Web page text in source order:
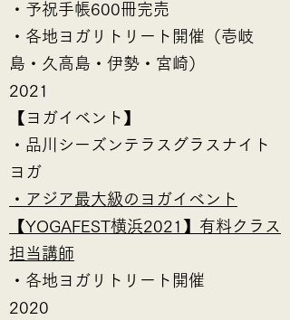
・予祝手帳600冊完売
・各地ヨガリトリート開催（壱岐
島・久高島・伊勢・宮崎）
2021
【ヨガイベント】
・品川シーズンテラスグラスナイト
ヨガ
・アジア最大級のヨガイベント
【YOGAFEST横浜2021】有料クラス
担当講師
​・各地ヨガリトリート開催
2020